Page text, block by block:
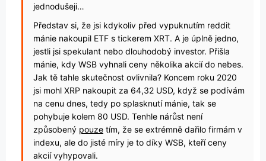
jednodušeji…
Představ si, že jsi kdykoliv před vypuknutím reddit
mánie nakoupil ETF s tickerem XRT. A je úplně jedno,
jestli jsi spekulant nebo dlouhodobý investor. Přišla
mánie, kdy WSB vyhnali ceny několika akcií do nebes.
Jak tě tahle skutečnost ovlivnila? Koncem roku 2020
jsi mohl XRP nakoupit za 64,32 USD, když se podívám
na cenu dnes, tedy po splasknutí mánie, tak se
pohybuje kolem 80 USD. Tenhle nárůst není
způsobený pouze tím, že se extrémně dařilo firmám v
indexu, ale do jisté míry je to díky WSB, kteří ceny
akcií vyhypovali.